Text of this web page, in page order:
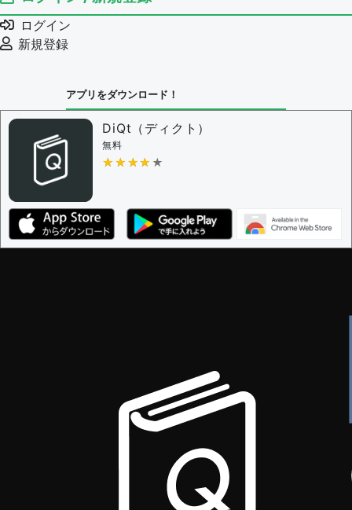
ログイン
新規登録
アプリをダウンロード！
DiQt（ディクト）
無料
★★★★★
★★★★★